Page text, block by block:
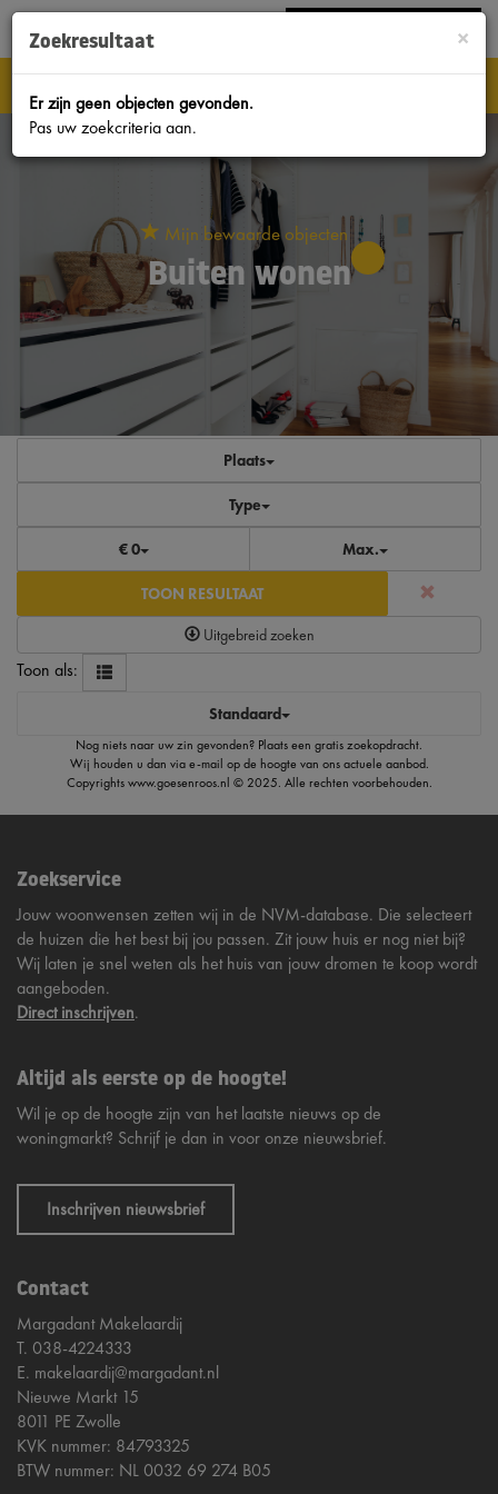
INLOGGEN MOVE.NL
Buiten wonen
Mijn bewaarde objecten
Plaats
Type
€ 0 Max.
TOON RESULTAAT
Uitgebreid zoeken
Toon als:
Standaard
Nog niets naar uw zin gevonden? Plaats een gratis zoekopdracht.
Wij houden u dan via e-mail op de hoogte van ons actuele aanbod.
Copyrightswww.goesenroos.nl © 2025. Alle rechten voorbehouden.
×
Zoekresultaat
Er zijn geen objecten gevonden.
Pas uw zoekcriteria aan.
Zoekservice
Jouw woonwensen zetten wij in de NVM-database. Die selecteert
de huizen die het best bij jou passen. Zit jouw huis er nog niet bij?
Wij laten je snel weten als het huis van jouw dromen te koop wordt
aangeboden.
Direct inschrijven.
Altijd als eerste op de hoogte!
Wil je op de hoogte zijn van het laatste nieuws op de
woningmarkt? Schrijf je dan in voor onze nieuwsbrief.
Inschrijven nieuwsbrief
Contact
Margadant Makelaardij
T. 038-4224333
E. makelaardij@margadant.nl
Nieuwe Markt 15
8011 PE Zwolle
KVK nummer: 84793325
BTW nummer: NL 0032 69 274 B05